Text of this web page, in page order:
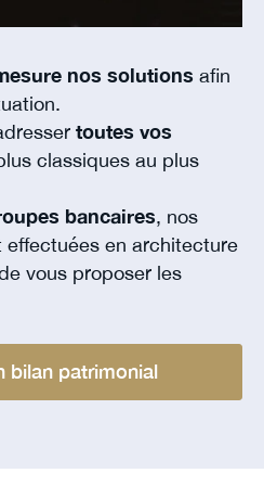
nos solutions afin
toutes vos
classiques au plus
bancaires, nos
effectuées en architecture
vous proposer les
bilan patrimonial